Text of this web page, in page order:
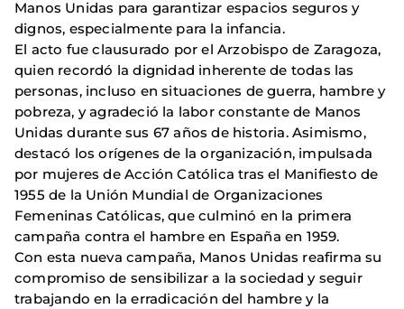
Manos Unidas para garantizar espacios seguros y
dignos, especialmente para la infancia.
El acto fue clausurado por el Arzobispo de Zaragoza,
quien recordó la dignidad inherente de todas las
personas, incluso en situaciones de guerra, hambre y
pobreza, y agradeció la labor constante de Manos
Unidas durante sus 67 años de historia. Asimismo,
destacó los orígenes de la organización, impulsada
por mujeres de Acción Católica tras el Manifiesto de
1955 de la Unión Mundial de Organizaciones
Femeninas Católicas, que culminó en la primera
campaña contra el hambre en España en 1959.
Con esta nueva campaña, Manos Unidas reafirma su
compromiso de sensibilizar a la sociedad y seguir
trabajando en la erradicación del hambre y la